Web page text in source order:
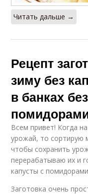
Читать дальше →
Рецепт
зиму без
в банках
Всем привет! Когда
урожай, то сортирую
чтобы сохранить
перерабатываю их и
капусты с
Заготовка очень